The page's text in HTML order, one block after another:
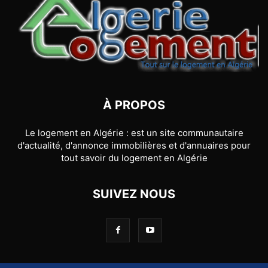
À PROPOS
Le logement en Algérie : est un site communautaire
d'actualité, d'annonce immobilières et d'annuaires pour
tout savoir du logement en Algérie
SUIVEZ NOUS